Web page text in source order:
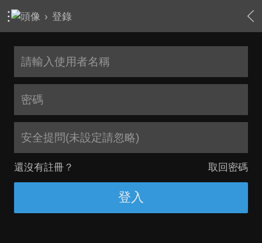
› 登錄
安全提問(未設定請忽略)
還沒有註冊？ 取回密碼
登入